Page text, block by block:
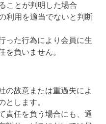
ことが判明した場合
利用を適当でないと判断
った行為により会員に生
を負いません。
の故意または重過失によ
とします。
責任を負う場合にも、通